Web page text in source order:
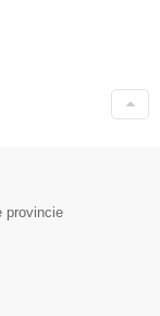
provincie